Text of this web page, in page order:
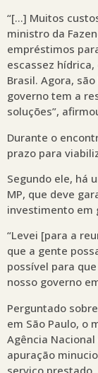
“[…] Muitos
ministro da
empréstimos
escassez
Brasil. Agora,
governo tem a
soluções”,
Durante o
prazo para
Segundo ele, há
MP, que deve
investimento em
“Levei [para a
que a gente
possível para
nosso governo
Perguntado
em São Paulo, o
Agência
apuração
serviço prestado.